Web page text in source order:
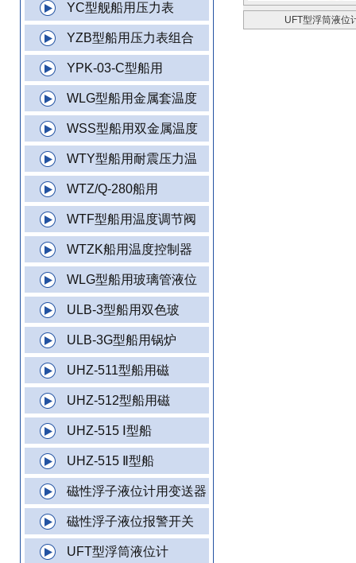
YC型舰船用压力表
YZB型船用压力表组合
YPK-03-C型船用
WLG型船用金属套温度
WSS型船用双金属温度
WTY型船用耐震压力温
WTZ/Q-280船用
WTF型船用温度调节阀
WTZK船用温度控制器
WLG型船用玻璃管液位
ULB-3型船用双色玻
ULB-3G型船用锅炉
UHZ-511型船用磁
UHZ-512型船用磁
UHZ-515 Ⅰ型船
UHZ-515 Ⅱ型船
磁性浮子液位计用变送器
磁性浮子液位报警开关
UFT型浮筒液位计
UFT型浮筒液位